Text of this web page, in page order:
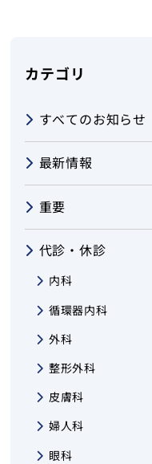
採用情報
医療関係者の方へ
お問い合わせ
カテゴリ
すべてのお知らせ
最新情報
重要
代診・休診
内科
循環器内科
外科
整形外科
皮膚科
婦人科
眼科